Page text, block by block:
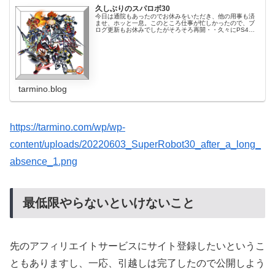
久しぶりのスパロボ30
今日は通院もあったのでお休みをいただき、他の用事も済
ませ、ホッと一息。このところ仕事が忙しかったので、ブ
ログ更新もお休みでしたがそろそろ再開・・久々にPS4の
tarmino.blog
https://tarmino.com/wp/wp-
content/uploads/20220603_SuperRobot30_after_a_long_
absence_1.png
最低限やらないといけないこと
先のアフィリエイトサービスにサイト登録したいというこ
ともありますし、一応、引越しは完了したので公開しよう